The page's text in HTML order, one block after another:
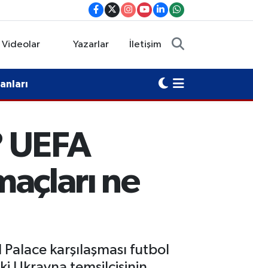
Videolar Yazarlar İletişim
ne
karşılaşması futbol